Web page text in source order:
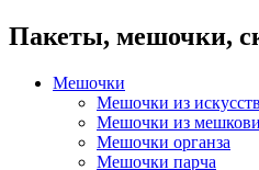
Пакеты, мешочки,
Мешочки
Мешочки из
Мешочки из
Мешочки органза
Мешочки парча